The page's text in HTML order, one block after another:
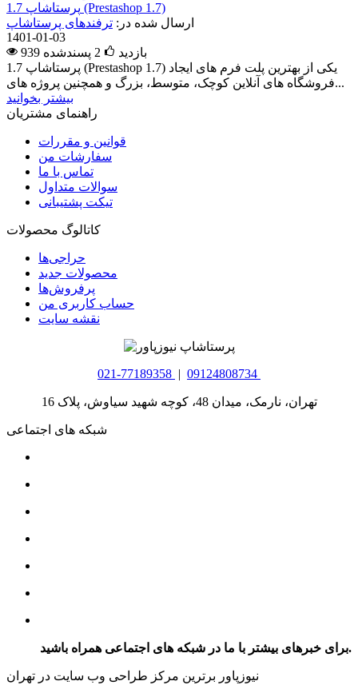
پرستاشاپ 1.7 (Prestashop 1.7)
ارسال شده در: ترفندهای پرستاشاپ
1401-01-03
939 بازدید
2 پسندشده
پرستاشاپ 1.7 (Prestashop 1.7) یکی از بهترین پلت فرم های ایجاد
فروشگاه های آنلاین کوچک، متوسط، بزرگ و همچنین پروژه های...
بیشتر بخوانید
راهنمای مشتریان
قوانین و مقررات
سفارشات من
تماس با ما
سوالات متداول
تیکت پشتیبانی
کاتالوگ محصولات
حراجی‌ها
محصولات جدید
پرفروش‌ها
حساب کاربری من
نقشه سایت
021-77189358 | 09124808734
تهران، نارمک، میدان 48، کوچه شهید سیاوش، پلاک 16
شبکه های اجتماعی
برای خبرهای بیشتر با ما در شبکه های اجتماعی همراه باشید.
نیوزپاور برترین مرکز طراحی وب سایت در تهران